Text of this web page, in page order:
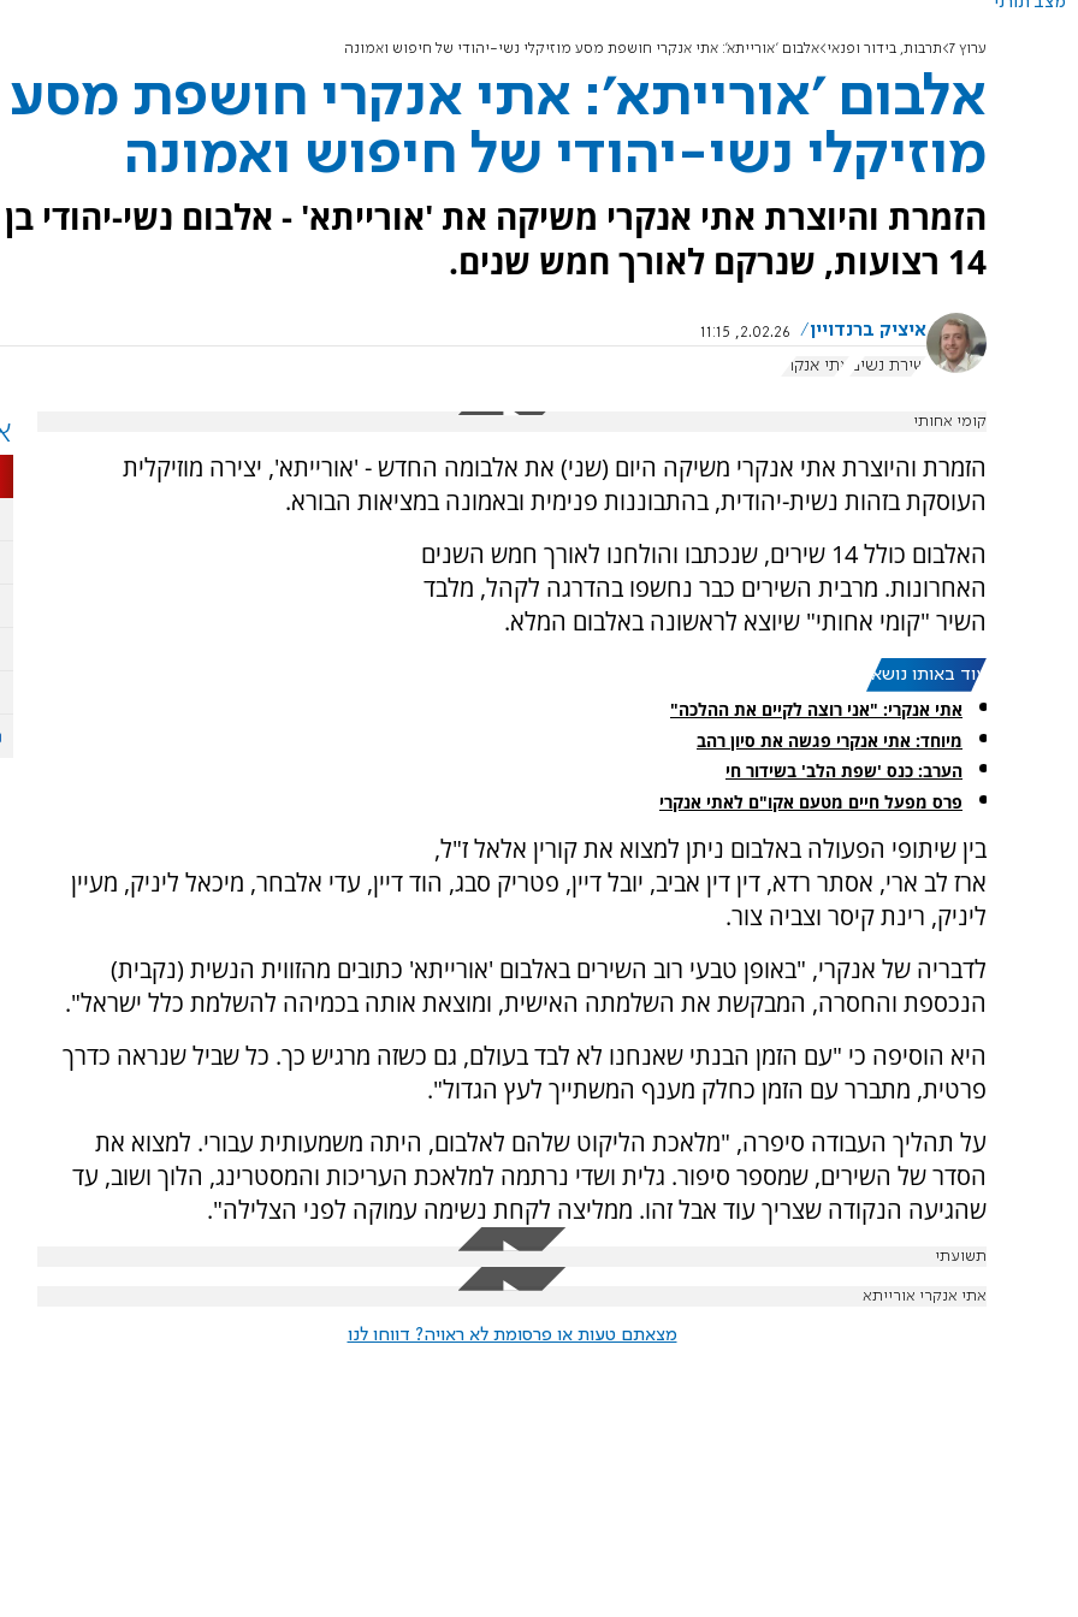
ערוץ 7 תרבות, בידור ופנאי אלבום 'אורייתא': אתי אנקרי חושפת מסע מוזיקלי נשי-יהודי של חיפוש ואמונה
אלבום 'אורייתא': אתי אנקרי חושפת מסע
מוזיקלי נשי-יהודי של חיפוש ואמונה
הזמרת והיוצרת אתי אנקרי משיקה את 'אורייתא' - אלבום נשי-יהודי בן
14 רצועות, שנרקם לאורך חמש שנים.
איציק ברנדויין
2.02.26, 11:15
שירת נשים אתי אנקרי
קומי אחותי
הזמרת והיוצרת אתי אנקרי משיקה היום (שני) את אלבומה החדש - 'אורייתא', יצירה מוזיקלית
העוסקת בזהות נשית-יהודית, בהתבוננות פנימית ובאמונה במציאות הבורא.
האלבום כולל 14 שירים, שנכתבו והולחנו לאורך חמש השנים
האחרונות. מרבית השירים כבר נחשפו בהדרגה לקהל, מלבד
השיר "קומי אחותי" שיוצא לראשונה באלבום המלא.
עוד באותו נושא:
אתי אנקרי: "אני רוצה לקיים את ההלכה"
מיוחד: אתי אנקרי פגשה את סיון רהב
הערב: כנס 'שפת הלב' בשידור חי
פרס מפעל חיים מטעם אקו"ם לאתי אנקרי
בין שיתופי הפעולה באלבום ניתן למצוא את קורין אלאל ז"ל,
ארז לב ארי, אסתר רדא, דין דין אביב, יובל דיין, פטריק סבג, הוד דיין, עדי אלבחר, מיכאל ליניק, מעיין
ליניק, רינת קיסר וצביה צור.
לדבריה של אנקרי, "באופן טבעי רוב השירים באלבום 'אורייתא' כתובים מהזווית הנשית (נקבית)
הנכספת והחסרה, המבקשת את השלמתה האישית, ומוצאת אותה בכמיהה להשלמת כלל ישראל".
היא הוסיפה כי "עם הזמן הבנתי שאנחנו לא לבד בעולם, גם כשזה מרגיש כך. כל שביל שנראה כדרך
פרטית, מתברר עם הזמן כחלק מענף המשתייך לעץ הגדול".
על תהליך העבודה סיפרה, "מלאכת הליקוט שלהם לאלבום, היתה משמעותית עבורי. למצוא את
הסדר של השירים, שמספר סיפור. גלית ושדי נרתמה למלאכת העריכות והמסטרינג, הלוך ושוב, עד
שהגיעה הנקודה שצריך עוד אבל זהו. ממליצה לקחת נשימה עמוקה לפני הצלילה".
תשועתי
אתי אנקרי אורייתא
מצאתם טעות או פרסומת לא ראויה? דווחו לנו